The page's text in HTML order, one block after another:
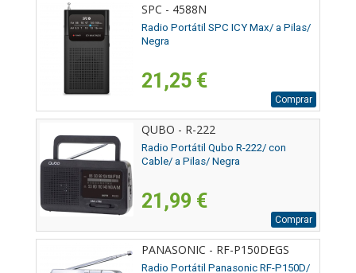
SPC - 4588N
Radio Portátil SPC ICY Max/ a Pilas/
Negra
21,25 €
Comprar
QUBO - R-222
Radio Portátil Qubo R-222/ con
Cable/ a Pilas/ Negra
21,99 €
Comprar
PANASONIC - RF-P150DEGS
Radio Portátil Panasonic RF-P150D/